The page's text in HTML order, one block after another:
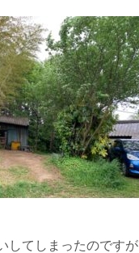
してしまったのですが